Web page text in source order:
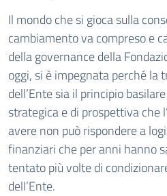
Il mondo che si gioca sulla
cambiamento va compreso e
della governance della
oggi, si è impegnata perché la
dell’Ente sia il principio
strategica e di prospettiva che
avere non può rispondere a
finanziari che per anni hanno
tentato più volte di
dell’Ente.